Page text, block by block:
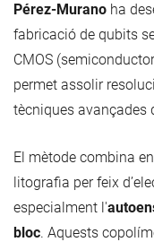
Pérez-Murano ha
fabricació de qubits
CMOS
permet assolir
tècniques avançades
El mètode combina
litografia per feix
especialment l'
bloc. Aquests